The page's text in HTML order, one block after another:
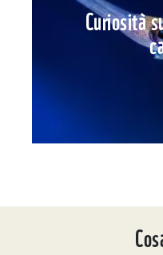
Curiosità